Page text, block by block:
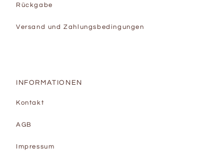
Rückgabe
Versand und Zahlungsbedingungen
INFORMATIONEN
Kontakt
AGB
Impressum